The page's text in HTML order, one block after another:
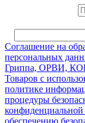
Соглашение на
персональных
Гриппа, ОРВИ,
Товаров с
политике
процедуры
обеспечению